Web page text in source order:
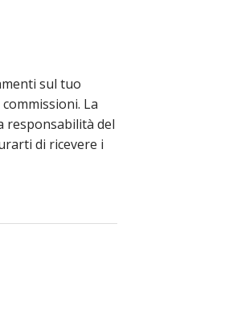
sul tuo
La
responsabilità del
di ricevere i